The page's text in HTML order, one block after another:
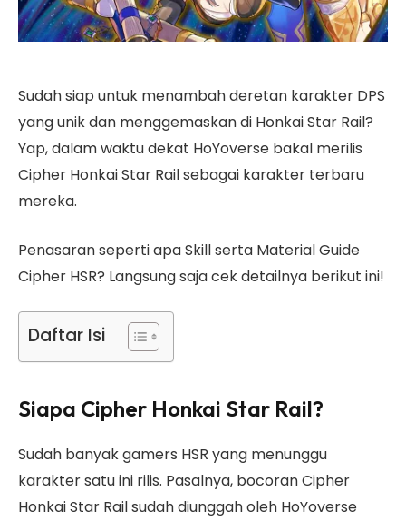
Sudah siap untuk menambah deretan karakter DPS
yang unik dan menggemaskan di Honkai Star Rail?
Yap, dalam waktu dekat HoYoverse bakal merilis
Cipher Honkai Star Rail sebagai karakter terbaru
mereka.
Penasaran seperti apa Skill serta Material Guide
Cipher HSR? Langsung saja cek detailnya berikut ini!
Daftar Isi
Siapa Cipher Honkai Star Rail?
Sudah banyak gamers HSR yang menunggu
karakter satu ini rilis. Pasalnya, bocoran Cipher
Honkai Star Rail sudah diunggah oleh HoYoverse